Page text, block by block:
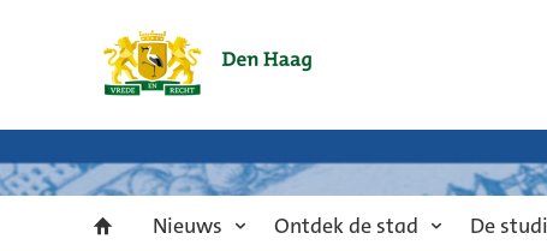
Nieuws Ontdek de stad De